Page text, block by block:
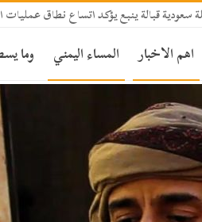
قبالة ينبع يؤكد اتساع نطاق عمليات
اهم الاخبار المساء اليمني وما